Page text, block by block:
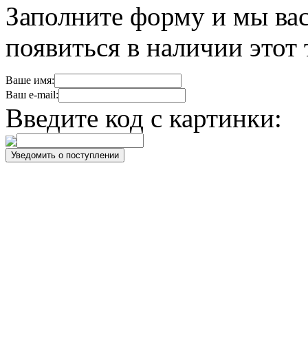
Заполните форму и мы
появиться в наличии этот
Ваше имя:
Ваш e-mail:
Введите код с картинки: